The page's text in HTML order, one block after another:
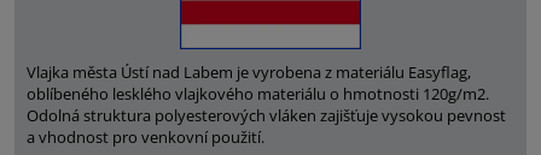
Vlajka města Ústí nad Labem je vyrobena z materiálu Easyflag,
oblíbeného lesklého vlajkového materiálu o hmotnosti 120g/m2.
Odolná struktura polyesterových vláken zajišťuje vysokou pevnost
a vhodnost pro venkovní použití.